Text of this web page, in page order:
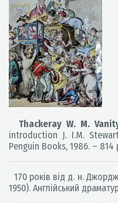
Thackeray W. M.
introduction J. I.M.
Penguin Books, 1986. – 814
170 років від д. н.
1950). Англійський